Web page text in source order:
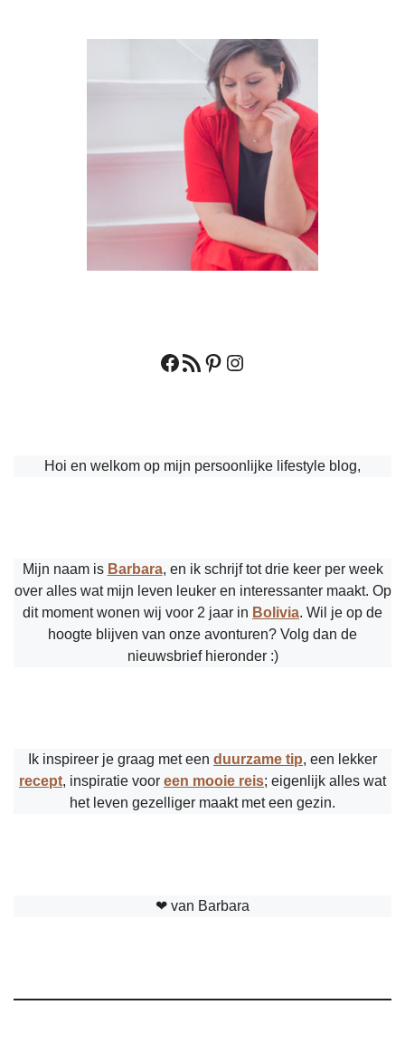
Facebook
RSS feedPinterest
Instagram
Hoi en welkom op mijn persoonlijke lifestyle blog,
Mijn naam is Barbara, en ik schrijf tot drie keer per week
over alles wat mijn leven leuker en interessanter maakt. Op
dit moment wonen wij voor 2 jaar in Bolivia. Wil je op de
hoogte blijven van onze avonturen? Volg dan de
nieuwsbrief hieronder :)
Ik inspireer je graag met een duurzame tip, een lekker
recept, inspiratie voor een mooie reis; eigenlijk alles wat
het leven gezelliger maakt met een gezin.
❤︎ van Barbara